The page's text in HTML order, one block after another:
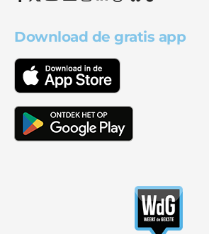
Download de gratis app